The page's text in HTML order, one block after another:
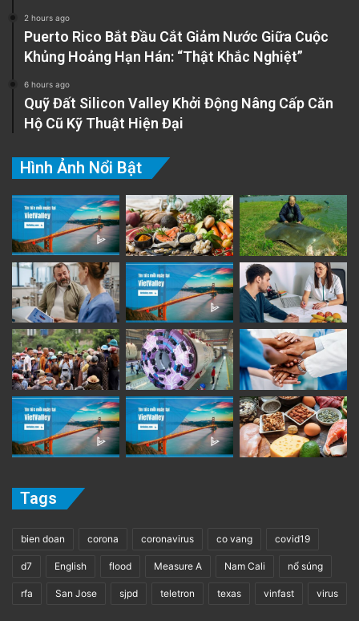
2 hours ago
Puerto Rico Bắt Đầu Cắt Giảm Nước Giữa Cuộc
Khủng Hoảng Hạn Hán: “Thật Khắc Nghiệt”
6 hours ago
Quỹ Đất Silicon Valley Khởi Động Nâng Cấp Căn
Hộ Cũ Kỹ Thuật Hiện Đại
Hình Ảnh Nổi Bật
Tags
bien doan corona coronavirus co vang covid19
d7 English flood Measure A Nam Cali nổ súng
rfa San Jose sjpd teletron texas vinfast virus